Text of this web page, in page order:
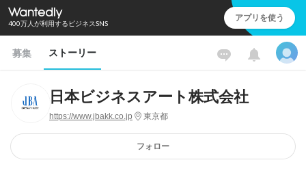
400万人が利用するビジネスSNS アプリを使う
募集 ストーリー
日本ビジネスアート株式会社
https://www.jbakk.co.jp 東京都
フォロー